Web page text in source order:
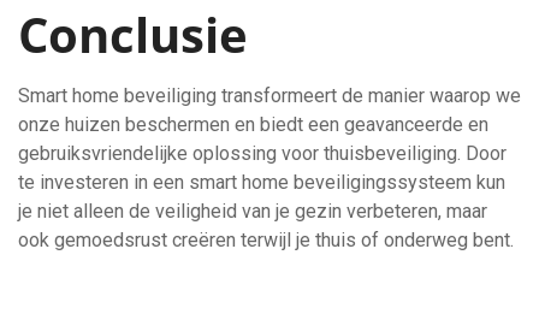
Conclusie
Smart home beveiliging transformeert de manier waarop we
onze huizen beschermen en biedt een geavanceerde en
gebruiksvriendelijke oplossing voor thuisbeveiliging. Door
te investeren in een smart home beveiligingssysteem kun
je niet alleen de veiligheid van je gezin verbeteren, maar
ook gemoedsrust creëren terwijl je thuis of onderweg bent.